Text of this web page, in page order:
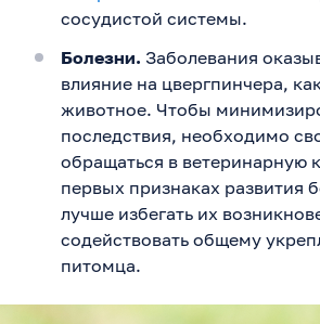
сосудистой системы.
Болезни. Заболевания
влияние на цвергпинчера,
животное. Чтобы
последствия, необходимо
обращаться в ветеринарную
первых признаках развития
лучше избегать их
содействовать общему
питомца.